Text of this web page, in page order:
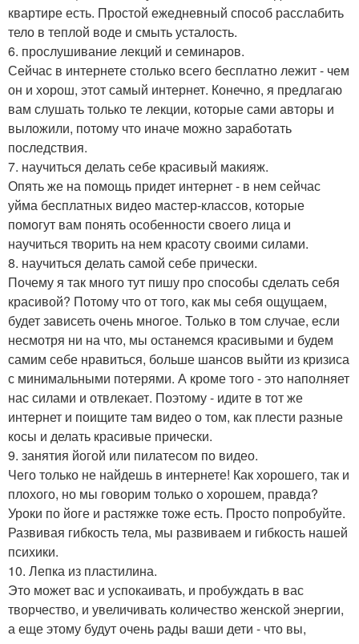
квартире есть. Простой ежедневный способ расслабить
тело в теплой воде и смыть усталость.
6. прослушивание лекций и семинаров.
Сейчас в интернете столько всего бесплатно лежит - чем
он и хорош, этот самый интернет. Конечно, я предлагаю
вам слушать только те лекции, которые сами авторы и
выложили, потому что иначе можно заработать
последствия.
7. научиться делать себе красивый макияж.
Опять же на помощь придет интернет - в нем сейчас
уйма бесплатных видео мастер-классов, которые
помогут вам понять особенности своего лица и
научиться творить на нем красоту своими силами.
8. научиться делать самой себе прически.
Почему я так много тут пишу про способы сделать себя
красивой? Потому что от того, как мы себя ощущаем,
будет зависеть очень многое. Только в том случае, если
несмотря ни на что, мы останемся красивыми и будем
самим себе нравиться, больше шансов выйти из кризиса
с минимальными потерями. А кроме того - это наполняет
нас силами и отвлекает. Поэтому - идите в тот же
интернет и поищите там видео о том, как плести разные
косы и делать красивые прически.
9. занятия йогой или пилатесом по видео.
Чего только не найдешь в интернете! Как хорошего, так и
плохого, но мы говорим только о хорошем, правда?
Уроки по йоге и растяжке тоже есть. Просто попробуйте.
Развивая гибкость тела, мы развиваем и гибкость нашей
психики.
10. Лепка из пластилина.
Это может вас и успокаивать, и пробуждать в вас
творчество, и увеличивать количество женской энергии,
а еще этому будут очень рады ваши дети - что вы,